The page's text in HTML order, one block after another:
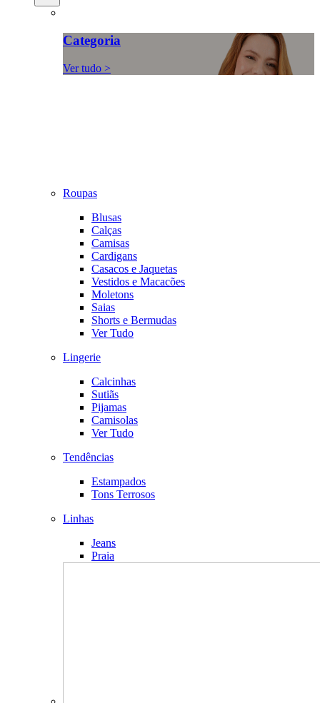
Categoria
Ver tudo >
Roupas
Blusas
Calças
Camisas
Cardigans
Casacos e Jaquetas
Vestidos e Macacões
Moletons
Saias
Shorts e Bermudas
Ver Tudo
Lingerie
Calcinhas
Sutiãs
Pijamas
Camisolas
Ver Tudo
Tendências
Estampados
Tons Terrosos
Linhas
Jeans
Praia